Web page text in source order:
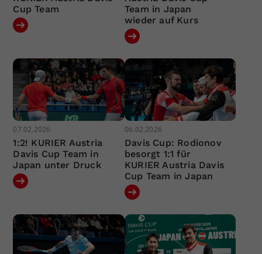
Cup Team
Team in Japan
wieder auf Kurs
07.02.2026
1:2! KURIER Austria
Davis Cup Team in
Japan unter Druck
06.02.2026
Davis Cup: Rodionov
besorgt 1:1 für
KURIER Austria Davis
Cup Team in Japan